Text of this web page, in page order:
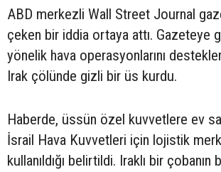
ABD merkezli Wall Street Journal
çeken bir iddia ortaya attı. Gazeteye
yönelik hava operasyonlarını
Irak çölünde gizli bir üs kurdu.
Haberde, üssün özel kuvvetlere ev
İsrail Hava Kuvvetleri için lojistik
kullanıldığı belirtildi. Iraklı bir çobanın